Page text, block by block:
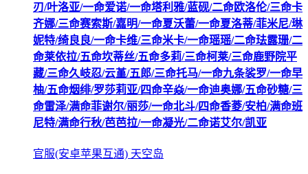
刃/叶洛亚/一命爱诺/一命塔利雅/蓝砚/二命欧洛伦/三命卡
齐娜/三命赛索斯/嘉明/一命夏沃蕾/一命夏洛蒂/菲米尼/琳
妮特/绮良良/一命卡维/三命米卡/一命瑶瑶/二命珐露珊/二
命莱依拉/五命坎蒂丝/五命多莉/三命柯莱/三命鹿野院平
藏/三命久岐忍/云堇/五郎/三命托马/一命九条裟罗/一命早
柚/五命烟绯/罗莎莉亚/四命辛焱/一命迪奥娜/五命砂糖/三
命雷泽/满命菲谢尔/丽莎/一命北斗/四命香菱/安柏/满命班
尼特/满命行秋/芭芭拉/一命凝光/二命诺艾尔/凯亚
官服(安卓苹果互通) 天空岛